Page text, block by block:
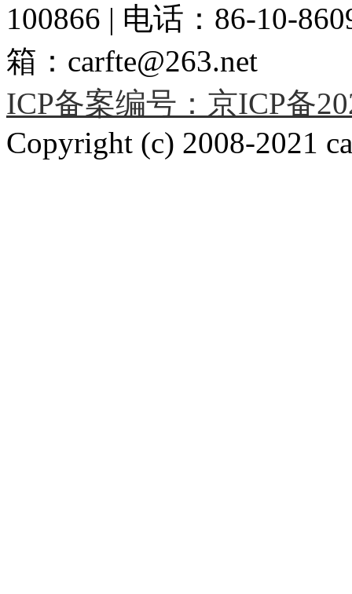
100866 | 电话：86-10-
箱：carfte@263.net
ICP备案编号：京ICP备
Copyright (c) 2008-2021